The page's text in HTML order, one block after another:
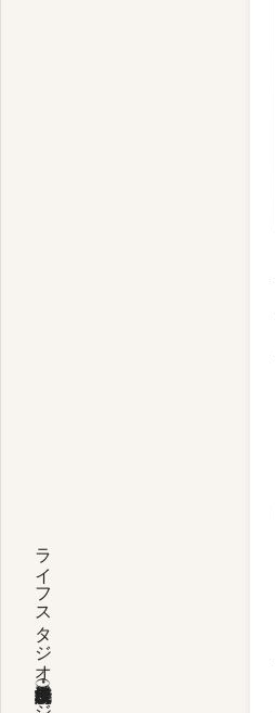
ライフスタジオ京都・埼玉（所沢飯能）特設ページ